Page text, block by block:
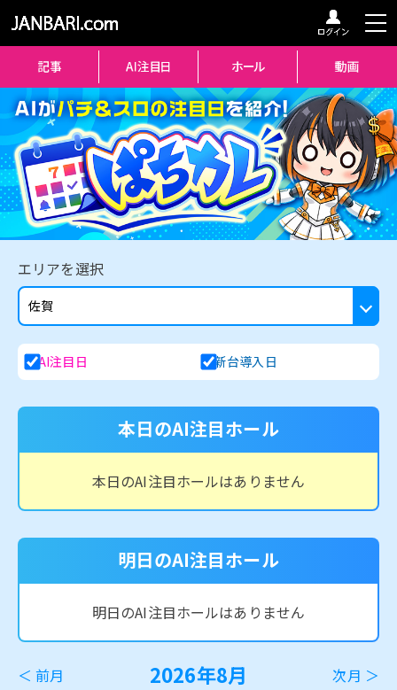
エリアを選択
AI注目日 新台導入日
本日のAI注目ホール
本日のAI注目ホールはありません
明日のAI注目ホール
明日のAI注目ホールはありません
＜ 前月 2026年8月 次月 ＞